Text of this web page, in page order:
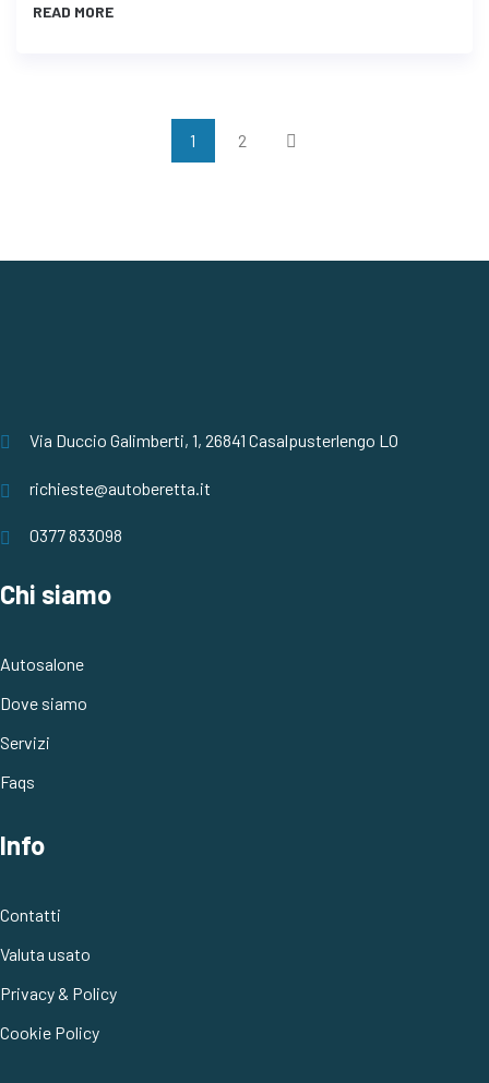
READ MORE
1 2
Via Duccio Galimberti, 1, 26841 Casalpusterlengo LO
richieste@autoberetta.it
0377 833098
Chi siamo
Autosalone
Dove siamo
Servizi
Faqs
Info
Contatti
Valuta usato
Privacy & Policy
Cookie Policy